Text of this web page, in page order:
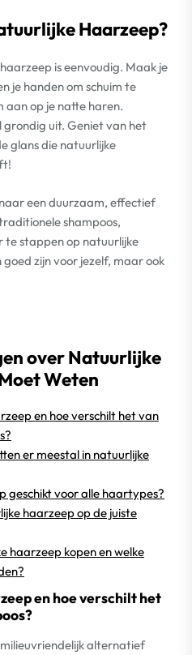
Haarzeep?
is eenvoudig. Maak je
je handen om schuim te
aan op je natte haren.
grondig uit. Geniet van het
glans die natuurlijke
een duurzaam, effectief
shampoos,
te stappen op natuurlijke
zijn voor jezelf, maar ook
over Natuurlijke
Weten
en hoe verschilt het van
er meestal in natuurlijke
geschikt voor alle haartypes?
haarzeep op de juiste
haarzeep kopen en welke
en hoe verschilt het
alternatief